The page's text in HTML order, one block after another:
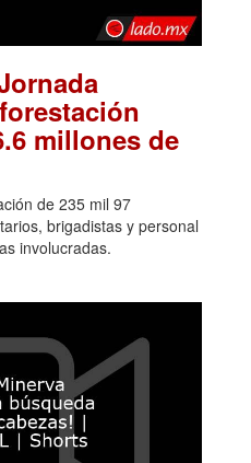
millones de
de 235 mil 97
brigadistas y personal
involucradas.